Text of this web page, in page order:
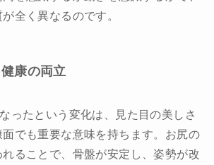
全く異なるのです。
康の両立
ったという変化は、見た目の美しさ
でも重要な意味を持ちます。お尻の
ることで、骨盤が安定し、姿勢が改